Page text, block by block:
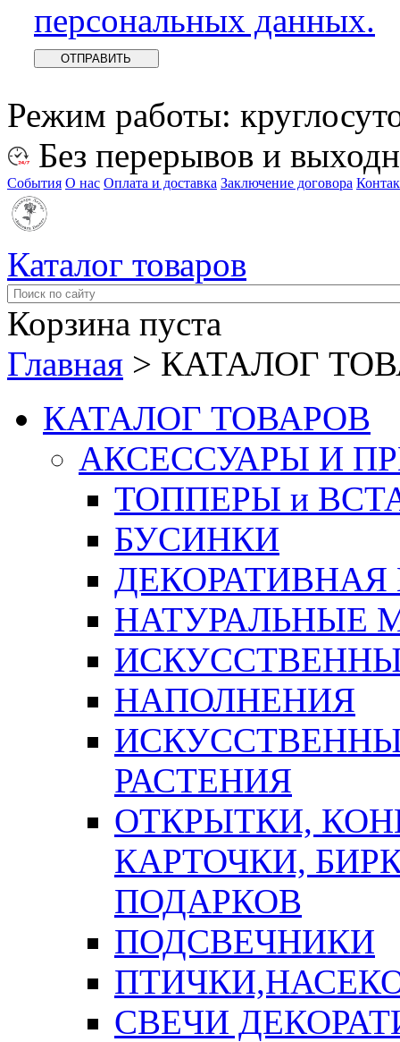
персональных данных.
Режим работы:
Без перерывов и
События О нас Оплата и доставка Заключение договора
Каталог товаров
Корзина пуста
Главная > КАТАЛОГ
КАТАЛОГ ТОВАРОВ
АКСЕССУАРЫ И
ТОППЕРЫ и
БУСИНКИ
ДЕКОРАТИВНАЯ
НАТУРАЛЬНЫЕ
НАПОЛНЕНИЯ
РАСТЕНИЯ
ОТКРЫТКИ,
КАРТОЧКИ,
ПОДАРКОВ
ПОДСВЕЧНИКИ
СВЕЧИ